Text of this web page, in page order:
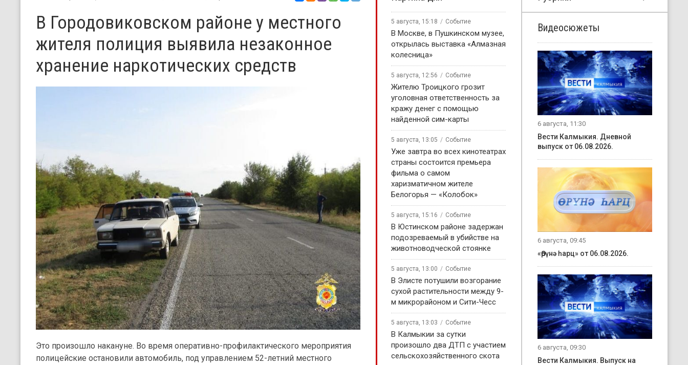
В Городовиковском районе у местного
жителя полиция выявила незаконное
хранение наркотических средств
Это произошло накануне. Во время оперативно-профилактического мероприятия
полицейские остановили автомобиль, под управлением 52-летний местного
5 августа, 15:18 Событие
В Москве, в Пушкинском музее,
открылась выставка «Алмазная
колесница»
5 августа, 12:56 Событие
Жителю Троицкого грозит
уголовная ответственность за
кражу денег с помощью
найденной сим-карты
5 августа, 13:05 Событие
Уже завтра во всех кинотеатрах
страны состоится премьера
фильма о самом
харизматичном жителе
Белогорья — «Колобок»
5 августа, 15:16 Событие
В Юстинском районе задержан
подозреваемый в убийстве на
животноводческой стоянке
5 августа, 13:00 Событие
В Элисте потушили возгорание
сухой растительности между 9-
м микрорайоном и Сити-Чесс
5 августа, 13:03 Событие
В Калмыкии за сутки
произошло два ДТП с участием
сельскохозяйственного скота
Видеосюжеты
6 августа, 11:30
Вести Калмыкия. Дневной
выпуск от 06.08.2026.
6 августа, 09:45
«Өрүнә һарц» от 06.08.2026.
6 августа, 09:30
Вести Калмыкия. Выпуск на